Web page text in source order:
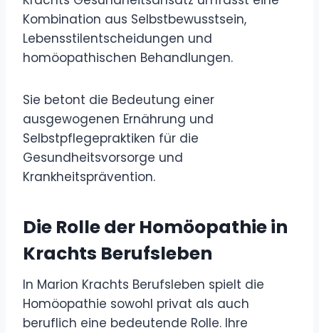
Kombination aus Selbstbewusstsein,
Lebensstilentscheidungen und
homöopathischen Behandlungen.
Sie betont die Bedeutung einer
ausgewogenen Ernährung und
Selbstpflegepraktiken für die
Gesundheitsvorsorge und
Krankheitsprävention.
Die Rolle der Homöopathie in
Krachts Berufsleben
In Marion Krachts Berufsleben spielt die
Homöopathie sowohl privat als auch
beruflich eine bedeutende Rolle. Ihre